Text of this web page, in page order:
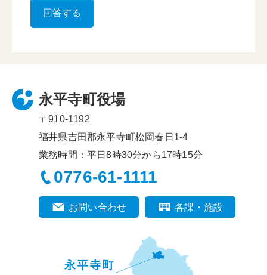
永平寺町役場
〒910-1192
福井県吉田郡永平寺町松岡春日1-4
業務時間：平日8時30分から17時15分
0776-61-1111
お問い合わせ 各課・施設